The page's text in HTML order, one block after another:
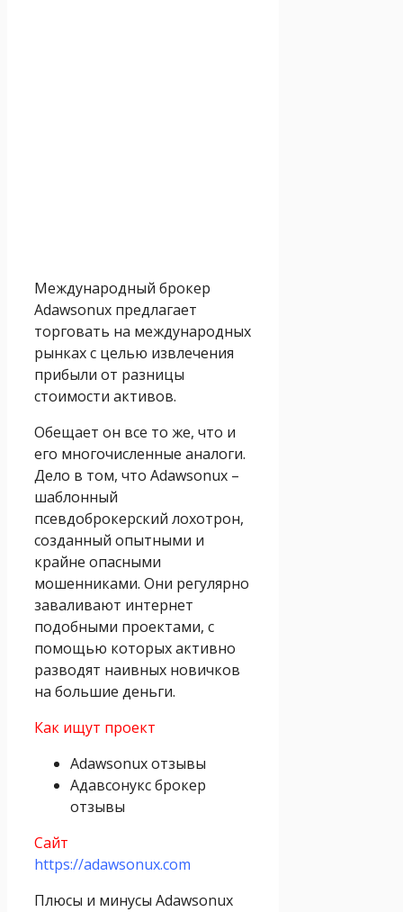
Международный брокер
Adawsonux предлагает
торговать на международных
рынках с целью извлечения
прибыли от разницы
стоимости активов.
Обещает он все то же, что и
его многочисленные аналоги.
Дело в том, что Adawsonux –
шаблонный
псевдоброкерский лохотрон,
созданный опытными и
крайне опасными
мошенниками. Они регулярно
заваливают интернет
подобными проектами, с
помощью которых активно
разводят наивных новичков
на большие деньги.
Как ищут проект
Adawsonux отзывы
Адавсонукс брокер
отзывы
Сайт
https://adawsonux.com
Плюсы и минусы Adawsonux